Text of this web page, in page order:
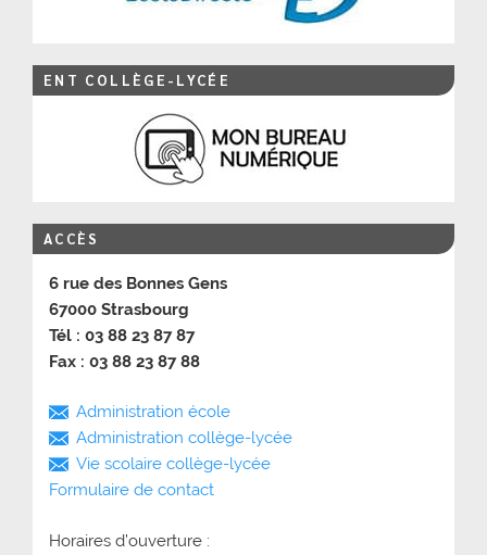
ENT COLLÈGE-LYCÉE
ACCÈS
6 rue des Bonnes Gens
67000 Strasbourg
Tél : 03 88 23 87 87
Fax : 03 88 23 87 88
Administration école
Administration collège-lycée
Vie scolaire collège-lycée
Formulaire de contact
Horaires d’ouverture :